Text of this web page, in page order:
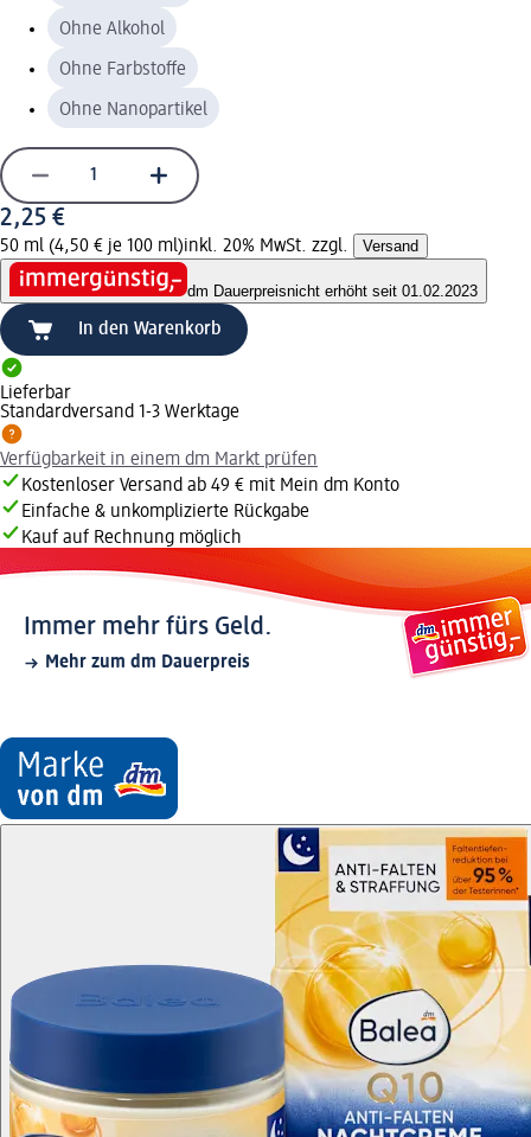
Ohne Alkohol
Ohne Farbstoffe
Ohne Nanopartikel
2,25 €
50 ml (4,50 € je 100 ml)inkl. 20% MwSt. zzgl. Versand
dm Dauerpreisnicht erhöht seit 01.02.2023
In den Warenkorb
Lieferbar
Standardversand 1-3 Werktage
Verfügbarkeit in einem dm Markt prüfen
Kostenloser Versand ab 49 € mit Mein dm Konto
Einfache & unkomplizierte Rückgabe
Kauf auf Rechnung möglich
Immer mehr fürs Geld.
Mehr zum dm Dauerpreis